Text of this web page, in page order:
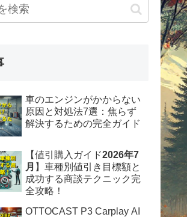
車のエンジンがかからない
原因と対処法7選：焦らず
解決するための完全ガイド
【値引購入ガイド2026年7
月 】車種別値引き目標額と
成功する商談テクニック完
全攻略！
OTTOCAST P3 Carplay AI